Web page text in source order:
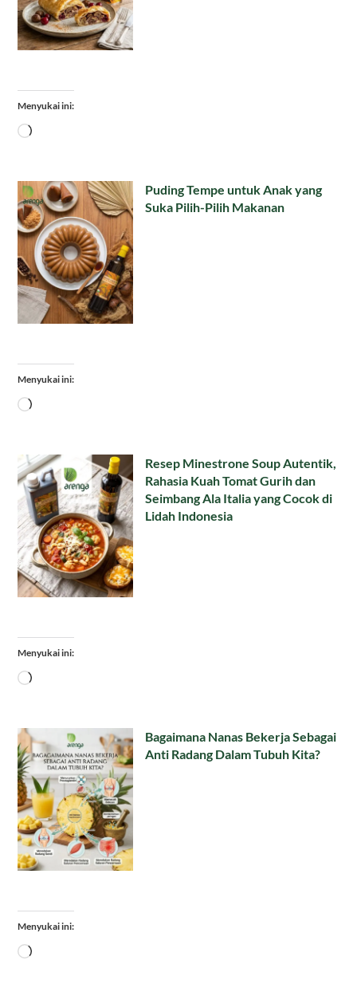
Menyukai ini:
Memuat...
Puding Tempe untuk Anak yang
Suka Pilih-Pilih Makanan
Menyukai ini:
Memuat...
Resep Minestrone Soup Autentik,
Rahasia Kuah Tomat Gurih dan
Seimbang Ala Italia yang Cocok di
Lidah Indonesia
Menyukai ini:
Memuat...
Bagaimana Nanas Bekerja Sebagai
Anti Radang Dalam Tubuh Kita?
Menyukai ini:
Memuat...